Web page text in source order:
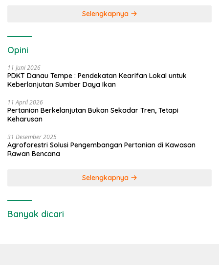
Selengkapnya
Opini
11 Juni 2026
PDKT Danau Tempe : Pendekatan Kearifan Lokal untuk
Keberlanjutan Sumber Daya Ikan
11 April 2026
Pertanian Berkelanjutan Bukan Sekadar Tren, Tetapi
Keharusan
31 Desember 2025
Agroforestri Solusi Pengembangan Pertanian di Kawasan
Rawan Bencana
Selengkapnya
Banyak dicari